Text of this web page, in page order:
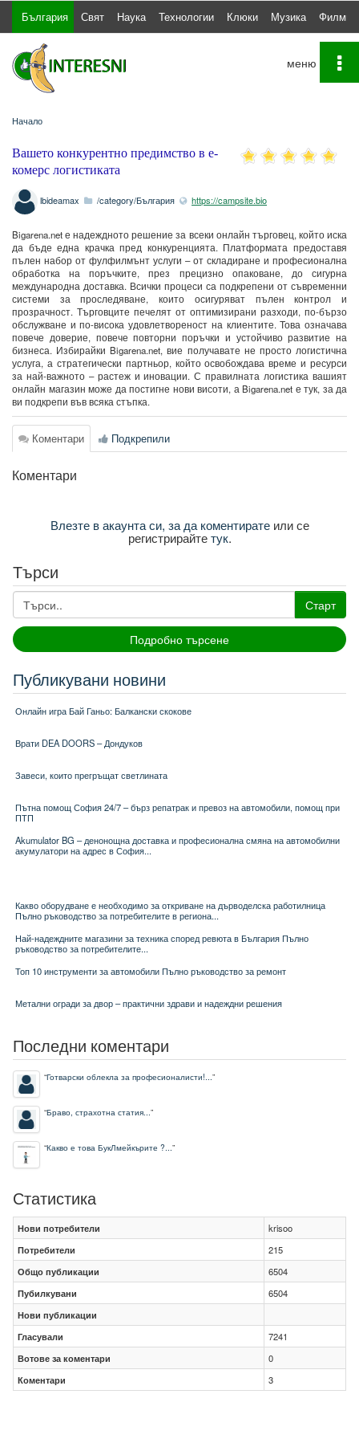
България Свят Наука Технологии Клюки Музика Филми
Начало
Вашето конкурентно предимство в е-
комерс логистиката
lbideamax /category/България https://campsite.bio
Bigarena.net е надеждното решение за всеки онлайн търговец, който иска
да бъде една крачка пред конкуренцията. Платформата предоставя
пълен набор от фулфилмънт услуги – от складиране и професионална
обработка на поръчките, през прецизно опаковане, до сигурна
международна доставка. Всички процеси са подкрепени от съвременни
системи за проследяване, които осигуряват пълен контрол и
прозрачност. Търговците печелят от оптимизирани разходи, по-бързо
обслужване и по-висока удовлетвореност на клиентите. Това означава
повече доверие, повече повторни поръчки и устойчиво развитие на
бизнеса. Избирайки Bigarena.net, вие получавате не просто логистична
услуга, а стратегически партньор, който освобождава време и ресурси
за най-важното – растеж и иновации. С правилната логистика вашият
онлайн магазин може да постигне нови висоти, а Bigarena.net е тук, за да
ви подкрепи във всяка стъпка.
Коментари Подкрепили
Коментари
Влезте в акаунта си, за да коментиратеили се
регистрирайтетук.
Търси
Старт
Подробно търсене
Публикувани новини
Онлайн игра Бай Ганьо: Балкански скокове
Врати DEA DOORS – Дондуков
Завеси, които прегръщат светлината
Пътна помощ София 24/7 – бърз репатрак и превоз на автомобили, помощ при
ПТП
Akumulator BG – денонощна доставка и професионална смяна на автомобилни
акумулатори на адрес в София...
Какво оборудване е необходимо за откриване на дърводелска работилница
Пълно ръководство за потребителите в региона...
Най-надеждните магазини за техника според ревюта в България Пълно
ръководство за потребителите...
Топ 10 инструменти за автомобили Пълно ръководство за ремонт
Метални огради за двор – практични здрави и надеждни решения
Последни коментари
“Готварски облекла за професионалисти!...”
“Браво, страхотна статия...”
“Какво е това БукЛмейкърите ?...”
Статистика
Нови потребители
krisoo
Потребители
215
Общо публикации
6504
Пубилкувани
6504
Нови публикации
Гласували
7241
Вотове за коментари
0
Коментари
3